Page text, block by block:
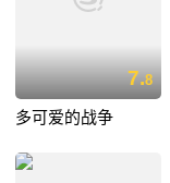
7.8
多可爱的战争